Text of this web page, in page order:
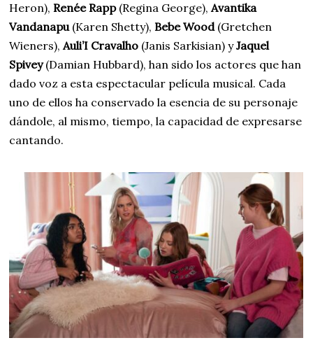
Heron),Renée Rapp(Regina George),Avantika
Vandanapu(Karen Shetty),Bebe Wood(Gretchen
Wieners),Auli’I Cravalho (Janis Sarkisian) yJaquel
Spivey(Damian Hubbard), han sido los actores que han
dado voz a esta espectacular película musical. Cada
uno de ellos ha conservado la esencia de su personaje
dándole, al mismo, tiempo, la capacidad de expresarse
cantando.